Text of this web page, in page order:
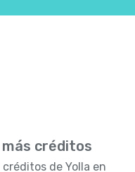
más créditos
de Yolla en